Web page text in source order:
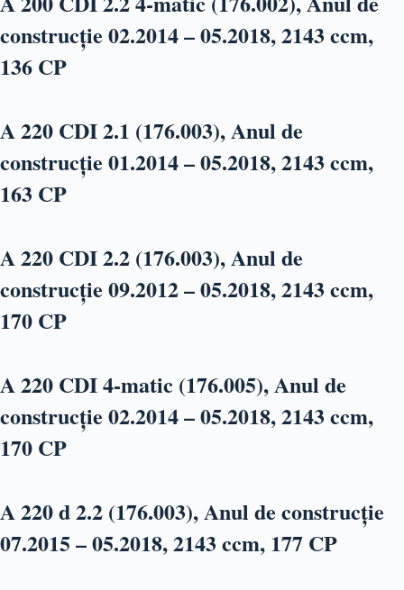
construcție 02.2014 – 05.2018, 2143 ccm,
136 CP
A 220 CDI 2.1 (176.003), Anul de
construcție 01.2014 – 05.2018, 2143 ccm,
163 CP
A 220 CDI 2.2 (176.003), Anul de
construcție 09.2012 – 05.2018, 2143 ccm,
170 CP
A 220 CDI 4-matic (176.005), Anul de
construcție 02.2014 – 05.2018, 2143 ccm,
170 CP
A 220 d 2.2 (176.003), Anul de construcție
07.2015 – 05.2018, 2143 ccm, 177 CP